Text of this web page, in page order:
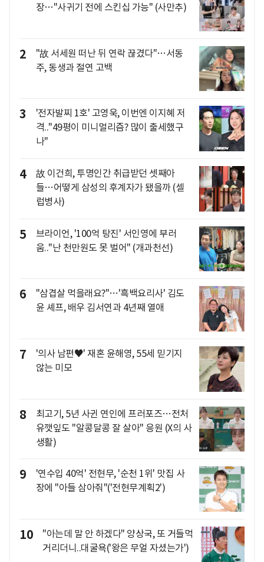
장…"사귀기 전에 스킨십 가능" (사만추)
2
"故 서세원 떠난 뒤 연락 끊겼다"…서동
주, 동생과 절연 고백
3
'전자발찌 1호' 고영욱, 이번엔 이지혜 저
격.."49평이 미니멀리즘? 많이 출세했구
나"
4
故 이건희, 투명인간 취급받던 셋째아
들…어떻게 삼성의 후계자가 됐을까 (셀
럽병사)
5
브라이언, '100억 탕진' 서인영에 부러
움.."난 천만원도 못 벌어" (개과천선)
6
"삼겹살 먹을래요?"…'흑백요리사' 김도
윤 셰프, 배우 김서연과 4년째 열애
7
'의사 남편♥' 재혼 윤해영, 55세 믿기지
않는 미모
8
최고기, 5년 사귄 연인에 프러포즈…전처
유깻잎도 "알콩달콩 잘 살아" 응원 (X의 사
생활)
9
'연수입 40억' 전현무, '순천 1위' 맛집 사
장에 "아들 삼아줘"('전현무계획2')
10
"아는데 말 안 하겠다" 양상국, 또 거들먹
거리더니..대굴욕('왕은 무얼 자셨는가')